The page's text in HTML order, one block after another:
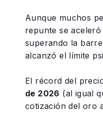
Aunque muchos
repunte se
superando la
alcanzó el límite
El récord del
de 2026 (al igual
cotización del oro